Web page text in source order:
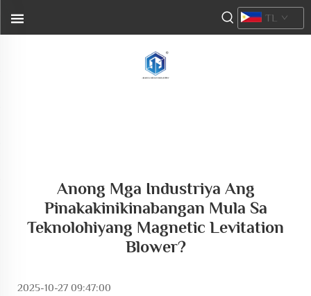
TL
Anong Mga Industriya Ang
Pinakakinikinabangan Mula Sa
Teknolohiyang Magnetic Levitation
Blower?
2025-10-27 09:47:00